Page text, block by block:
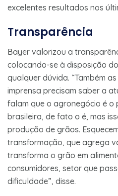
excelentes resultados nos
Transparência
Bayer valorizou a
colocando-se à disposição
qualquer dúvida. “Também
imprensa precisam saber a
falam que o agronegócio é o
brasileira, de fato o é, mas
produção de grãos.
transformação, que agrega
transforma o grão em
consumidores, setor que
dificuldade”, disse.